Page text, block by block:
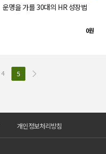
운명을 가를 30대의 HR 성장법
0원
4 5
개인정보처리방침